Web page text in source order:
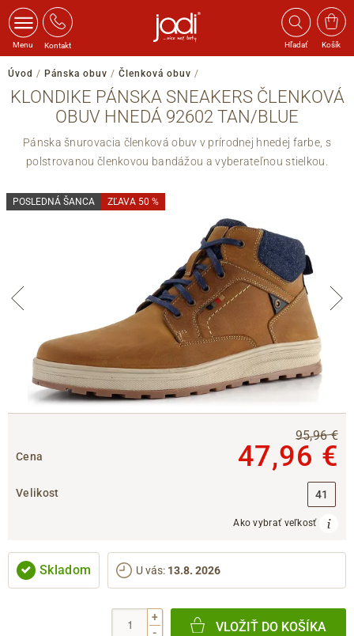
Menu Kontakt Hľadať Košík
Úvod / Pánska obuv / Členková obuv /
KLONDIKE PÁNSKA SNEAKERS ČLENKOVÁ
OBUV HNEDÁ 92602 TAN/BLUE
Pánska šnurovacia členková obuv v prírodnej hnedej farbe, s
polstrovanou členkovou bandážou a vyberateľnou stielkou.
POSLEDNÁ ŠANCA ZĽAVA 50 %
Cena
95,96 €
47,96 €
Velikost 41
Ako vybrať veľkosť
Skladom U vás: 13.8. 2026
+
-
VLOŽIŤ DO KOŠÍKA